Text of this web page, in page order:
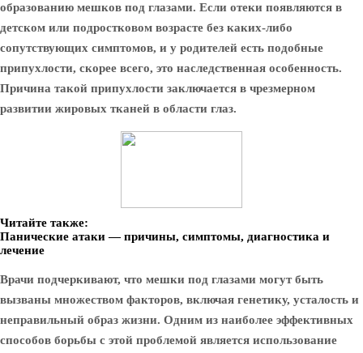
образованию мешков под глазами. Если отеки появляются в
детском или подростковом возрасте без каких-либо
сопутствующих симптомов, и у родителей есть подобные
припухлости, скорее всего, это наследственная особенность.
Причина такой припухлости заключается в чрезмерном
развитии жировых тканей в области глаз.
Читайте также:
Панические атаки — причины, симптомы, диагностика и
лечение
Врачи подчеркивают, что мешки под глазами могут быть
вызваны множеством факторов, включая генетику, усталость и
неправильный образ жизни. Одним из наиболее эффективных
способов борьбы с этой проблемой является использование